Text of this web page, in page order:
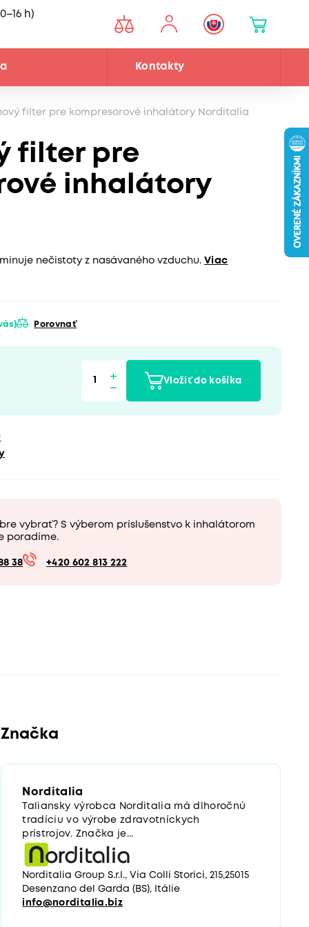
h)
Kontakty
filter pre kompresorové inhalátory Norditalia
filter pre
inhalátory
nečistoty z nasávaného vzduchu. Viac
Porovnať
Vložiť do košíka
vybrať? S výberom príslušenstvo k inhalátorom
poradíme.
38 +420 602 813 222
Značka
Norditalia
Taliansky výrobca Norditalia má dlhoročnú
tradíciu vo výrobe zdravotníckych
prístrojov. Značka je...
Norditalia Group S.r.l., Via Colli Storici, 215,25015
Desenzano del Garda (BS), Itálie
info@norditalia.biz